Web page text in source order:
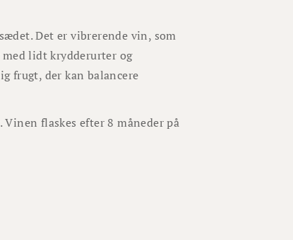
Det er vibrerende vin, som
lidt krydderurter og
frugt, der kan balancere
flaskes efter 8 måneder på